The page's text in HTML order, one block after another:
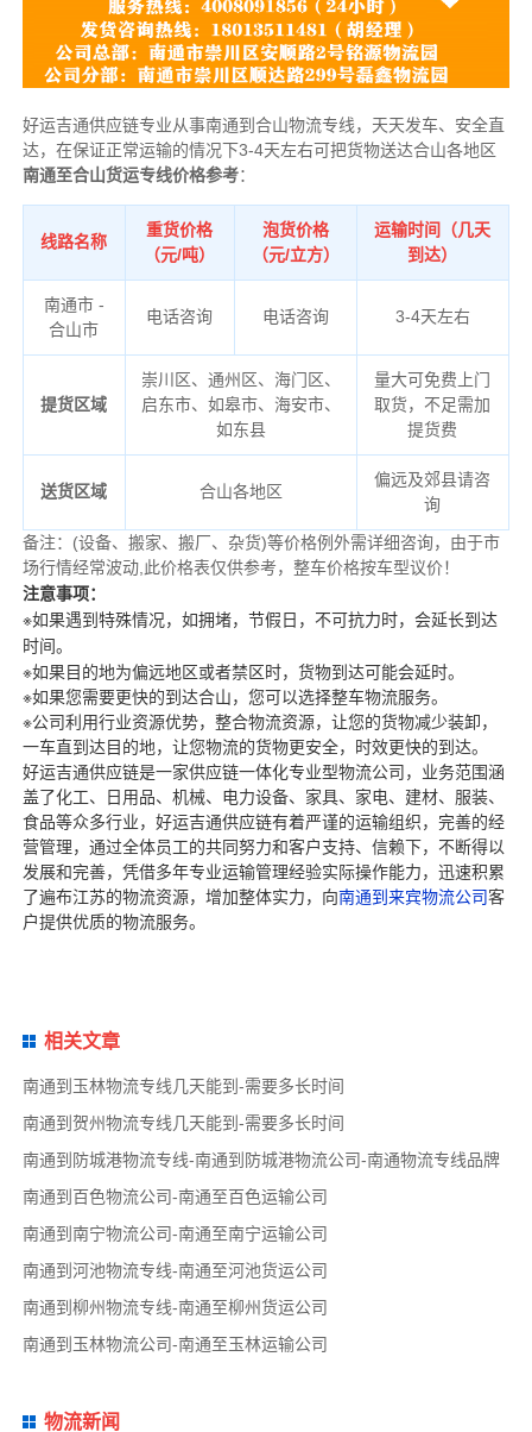
好运吉通供应链专业从事南通到合山物流专线，天天发车、安全直
达，在保证正常运输的情况下3-4天左右可把货物送达合山各地区
南通至合山货运专线价格参考：
线路名称
重货价格
（元/吨）
泡货价格
（元/立方）
运输时间（几天
到达）
南通市 -
合山市
电话咨询 电话咨询 3-4天左右
提货区域
崇川区、通州区、海门区、
启东市、如皋市、海安市、
如东县
量大可免费上门
取货，不足需加
提货费
送货区域 合山各地区
偏远及郊县请咨
询
备注： (设备、搬家、搬厂、杂货)等价格例外需详细咨询，由于市
场行情经常波动,此价格表仅供参考，整车价格按车型议价！
注意事项：
※如果遇到特殊情况，如拥堵，节假日，不可抗力时，会延长到达
时间。
※如果目的地为偏远地区或者禁区时，货物到达可能会延时。
※如果您需要更快的到达合山，您可以选择整车物流服务。
※公司利用行业资源优势，整合物流资源，让您的货物减少装卸，
一车直到达目的地，让您物流的货物更安全，时效更快的到达。
好运吉通供应链是一家供应链一体化专业型物流公司，业务范围涵
盖了化工、日用品、机械、电力设备、家具、家电、建材、服装、
食品等众多行业，好运吉通供应链有着严谨的运输组织，完善的经
营管理，通过全体员工的共同努力和客户支持、信赖下，不断得以
发展和完善，凭借多年专业运输管理经验实际操作能力，迅速积累
了遍布江苏的物流资源，增加整体实力，向南通到来宾物流公司客
户提供优质的物流服务。
相关文章
南通到玉林物流专线几天能到-需要多长时间
南通到贺州物流专线几天能到-需要多长时间
南通到防城港物流专线-南通到防城港物流公司-南通物流专线品牌
南通到百色物流公司-南通至百色运输公司
南通到南宁物流公司-南通至南宁运输公司
南通到河池物流专线-南通至河池货运公司
南通到柳州物流专线-南通至柳州货运公司
南通到玉林物流公司-南通至玉林运输公司
物流新闻